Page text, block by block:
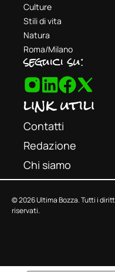
Culture
Stili di vita
Natura
Roma/Milano
seguici su:
link utili
Contatti
Redazione
Chi siamo
© 2026 Ultima Bozza. Tutti i
riservati.